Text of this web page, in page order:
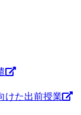
けた出前授業